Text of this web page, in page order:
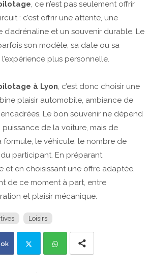
, ce n’est pas seulement offrir
: c’est offrir une attente, une
d’adrénaline et un souvenir durable. Le
son modèle, sa date ou sa
plus personnelle.
à Lyon, c’est donc choisir une
plaisir automobile, ambiance de
Le bon souvenir ne dépend
de la voiture, mais de
formule, le véhicule, le nombre de
participant. En préparant
et en choisissant une offre adaptée,
de ce moment à part, entre
et plaisir mécanique.
Loisirs